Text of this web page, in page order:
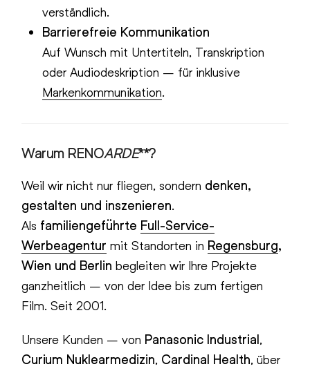
verständlich.
Barrierefreie Kommunikation
Auf Wunsch mit Untertiteln, Transkription
oder Audiodeskription – für inklusive
Markenkommunikation.
Warum RENOARDE**?
Weil wir nicht nur fliegen, sondern denken,
gestalten und inszenieren.
Als familiengeführte Full-Service-
Werbeagentur mit Standorten in Regensburg,
Wien und Berlin begleiten wir Ihre Projekte
ganzheitlich – von der Idee bis zum fertigen
Film. Seit 2001.
Unsere Kunden – von Panasonic Industrial,
Curium Nuklearmedizin, Cardinal Health, über